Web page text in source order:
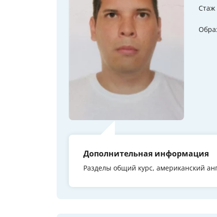
Стаж
Дополнительная информация
Разделы общий курс, американский